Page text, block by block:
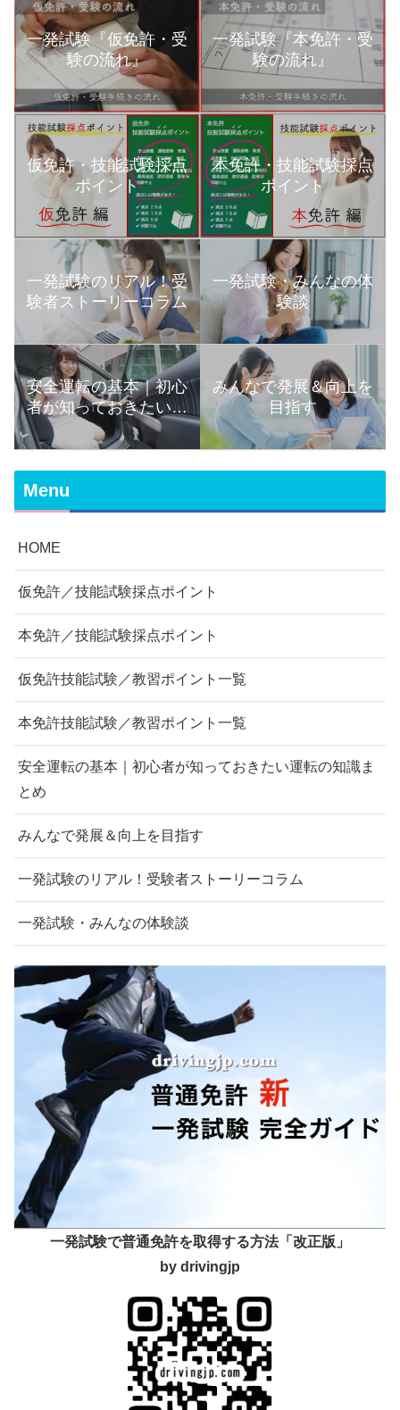
一発試験『仮免許・受
験の流れ』
一発試験『本免許・受
験の流れ』
仮免許・技能試験採点
ポイント
本免許・技能試験採点
ポイント
一発試験のリアル！受
験者ストーリーコラム
一発試験・みんなの体
験談
安全運転の基本｜初心
者が知っておきたい運
転の知識まとめ
みんなで発展＆向上を
目指す
Menu
HOME
仮免許／技能試験採点ポイント
本免許／技能試験採点ポイント
仮免許技能試験／教習ポイント一覧
本免許技能試験／教習ポイント一覧
安全運転の基本｜初心者が知っておきたい運転の知識ま
とめ
みんなで発展＆向上を目指す
一発試験のリアル！受験者ストーリーコラム
一発試験・みんなの体験談
一発試験で普通免許を取得する方法「改正版」
by drivingjp